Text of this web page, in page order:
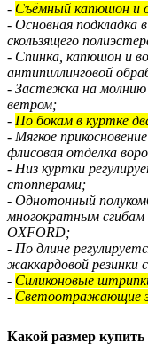
- Съёмный капюшон и
- Основная подкладка
скользящего
- Спинка, капюшон и
антипиллинговой
- Застежка на молнию
ветром;
- По бокам в куртке
- Мягкое
флисовая отделка
- Низ куртки
стопперами;
- Однотонный
многократным
OXFORD;
- По длине
жаккардовой резинки
- Силиконовые
- Светоотражающие
Какой размер